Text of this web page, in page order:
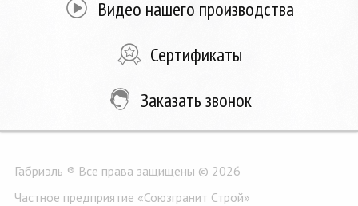
Видео нашего производства
Сертификаты
Заказать звонок
Габриэль ® Все права защищены © 2026
Частное предприятие «Союзгранит Строй»